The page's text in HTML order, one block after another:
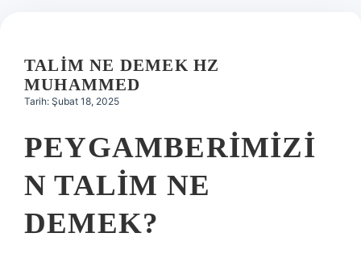
Hakkımızda
TALIM NE DEMEK HZ
MUHAMMED
Tarih: Şubat 18, 2025
PEYGAMBERIMIZI
N TALIM NE
DEMEK?